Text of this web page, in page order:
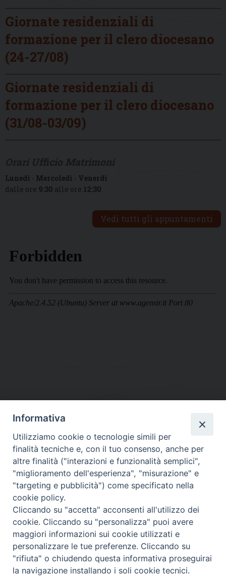
Giornate residenziali di
formazione per il clero diocesano
(24-27/08)
Giornate residenziali di
formazione per il clero diocesano
(31/08-03/09)
Lunedì - Mercoledì - Venerdì
dalle ore 9:30 alle ore 12:30
Vedi tutti gli appuntamenti
DIOCESI SUBURBICARIA DI ALBANO
Contatti:Tel.: 06.93268401 - Fax.: 06.9323844
E-mail:curia@diocesidialbano.it
Orari: dal Lunedì al Venerdì Ore: 9:00 - 13:00
Lunedì, Mercoledì e Venerdì, Ore 9:30 - 12:30
Diocesi Suburbicaria di Albano
Copyright © 2021
Informativa
Utilizziamo cookie o tecnologie simili per
finalità tecniche e, con il tuo consenso, anche per
altre finalità ("interazioni e funzionalità semplici",
"miglioramento dell'esperienza", "misurazione" e
"targeting e pubblicità") come specificato nella
cookie policy.
Cliccando su "accetta" acconsenti all'utilizzo dei
cookie. Cliccando su "personalizza" puoi avere
maggiori informazioni sui cookie utilizzati e
personalizzare le tue preferenze. Cliccando su
"rifiuta" o chiudendo questa informativa proseguirai
la navigazione installando i soli cookie tecnici.